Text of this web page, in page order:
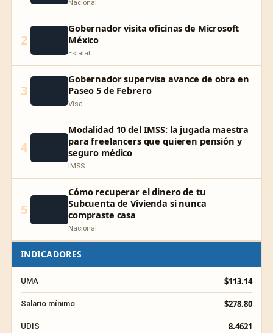
Nacional
2
Gobernador visita oficinas de Microsoft
México
Estatal
3
Gobernador supervisa avance de obra en
Paseo 5 de Febrero
Visa
4
Modalidad 10 del IMSS: la jugada maestra
para freelancers que quieren pensión y
seguro médico
IMSS
5
Cómo recuperar el dinero de tu
Subcuenta de Vivienda si nunca
compraste casa
Nacional
INDICADORES
UMA $113.14
Salario mínimo $278.80
UDIS 8.4621